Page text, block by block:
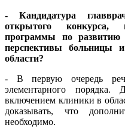
- Кандидатура
открытого конкурса,
программы по
перспективы больницы
области?
- В первую очередь
элементарного
включением клиники в
доказывать, что
необходимо.